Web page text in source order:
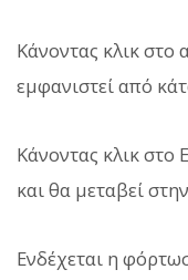
Κάνοντας κλικ
εμφανιστεί από
Κάνοντας κλικ στο
και θα μεταβεί
Ενδέχεται η